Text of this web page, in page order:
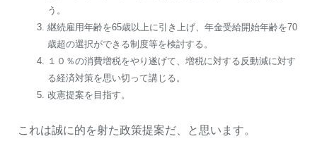
う。
継続雇用年齢を65歳以上に引き上げ、年金受給開始年齢を70
歳超の選択ができる制度等を検討する。
１０％の消費増税をやり遂げて、増税に対する反動減に対す
る経済対策を思い切って講じる。
改憲提案を目指す。
これは誠に的を射た政策提案だ、と思います。